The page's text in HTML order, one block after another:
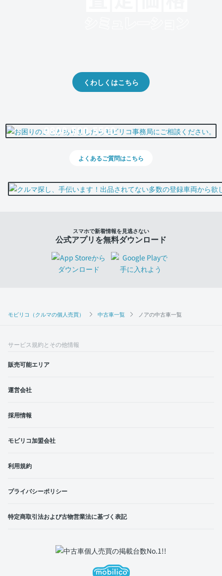
モビリコ（クルマの個人売買） 中古車一覧 ノアの中古車一覧
くわしくはこちら
0800-500-5500
よくあるご質問はこちら
スマホで新着情報を見逃さない
公式アプリを無料ダウンロード
サービス規約とその他情報
販売可能エリア
運営会社
採用情報
モビリコ加盟会社
利用規約
プライバシーポリシー
特定商取引法および古物営業法に基づく表記